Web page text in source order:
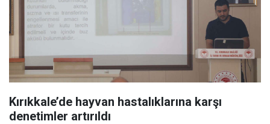
Kırıkkale’de hayvan hastalıklarına karşı
denetimler artırıldı